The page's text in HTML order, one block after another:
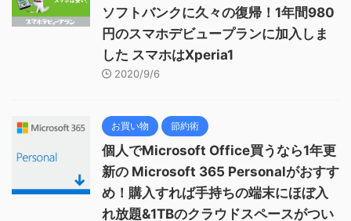
ソフトバンクに久々の復帰！1年間980
円のスマホデビュープランに加入しま
した スマホはXperia1
2020/9/6
お買い物 節約術
個人でMicrosoft Office買うなら1年更
新の Microsoft 365 Personalがおすす
め！購入すれば手持ちの端末にほぼ入
れ放題&1TBのクラウドスペースがつい